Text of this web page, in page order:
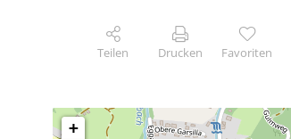
Teilen Drucken Favoriten
+